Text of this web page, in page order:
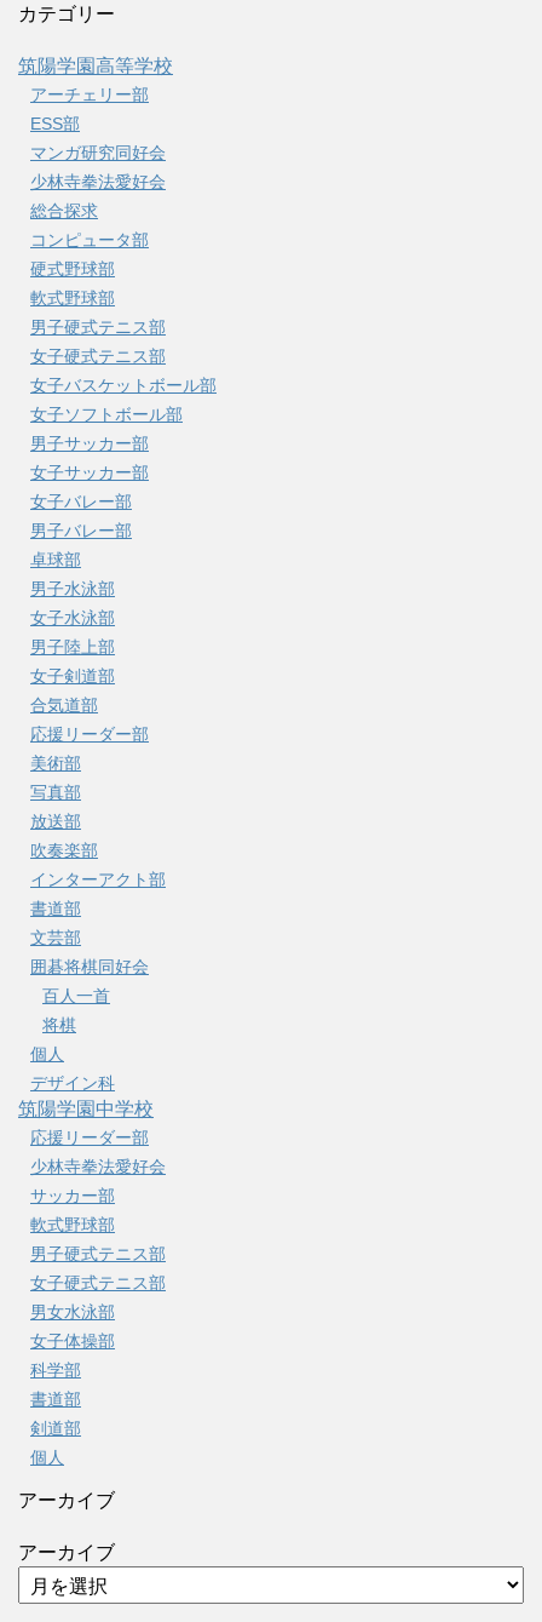
カテゴリー
筑陽学園高等学校
アーチェリー部
ESS部
マンガ研究同好会
少林寺拳法愛好会
総合探求
コンピュータ部
硬式野球部
軟式野球部
男子硬式テニス部
女子硬式テニス部
女子バスケットボール部
女子ソフトボール部
男子サッカー部
女子サッカー部
女子バレー部
男子バレー部
卓球部
男子水泳部
女子水泳部
男子陸上部
女子剣道部
合気道部
応援リーダー部
美術部
写真部
放送部
吹奏楽部
インターアクト部
書道部
文芸部
囲碁将棋同好会
百人一首
将棋
個人
デザイン科
筑陽学園中学校
応援リーダー部
少林寺拳法愛好会
サッカー部
軟式野球部
男子硬式テニス部
女子硬式テニス部
男女水泳部
女子体操部
科学部
書道部
剣道部
個人
アーカイブ
アーカイブ